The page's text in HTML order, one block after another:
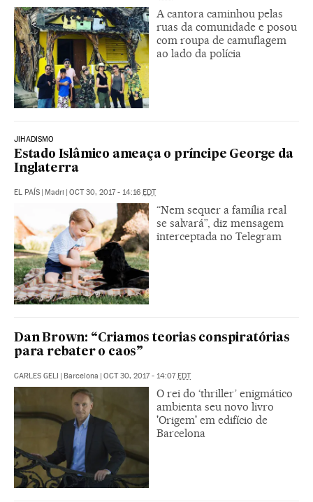
A cantora caminhou pelas
ruas da comunidade e posou
com roupa de camuflagem
ao lado da polícia
JIHADISMO
Estado Islâmico ameaça o príncipe George da
Inglaterra
EL PAÍS | Madri | OCT 30, 2017 - 14:16 EDT
“Nem sequer a família real
se salvará”, diz mensagem
interceptada no Telegram
Dan Brown: “Criamos teorias conspiratórias
para rebater o caos”
CARLES GELI | Barcelona | OCT 30, 2017 - 14:07EDT
O rei do ‘thriller’ enigmático
ambienta seu novo livro
'Origem' em edifício de
Barcelona